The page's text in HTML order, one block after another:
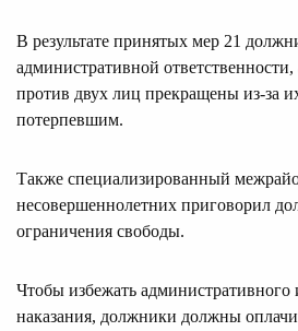
В результате принятых мер 21
административной
против двух лиц прекращены из-за
потерпевшим.
Также специализированный
несовершеннолетних приговорил
ограничения свободы.
Чтобы избежать административного
наказания, должники должны